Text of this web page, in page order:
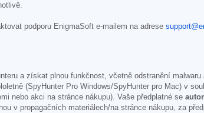
podporu EnigmaSoft e-mailem na adrese
a získat plnou funkčnost, včetně odstranění
(SpyHunter Pro Windows/SpyHunter pro Mac) v
nebo akci na stránce nákupu). Vaše předplatné se
v propagačních materiálech/na stránce nákupu, za